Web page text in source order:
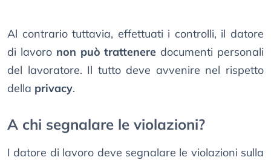
Al contrario tuttavia, effettuati i controlli, il datore
di lavoro non può trattenere documenti personali
del lavoratore. Il tutto deve avvenire nel rispetto
della privacy.
A chi segnalare le violazioni?
I datore di lavoro deve segnalare le violazioni sulla